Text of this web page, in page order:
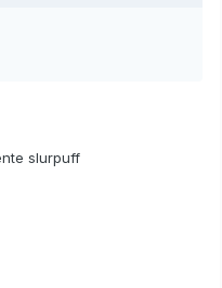
slurpuff